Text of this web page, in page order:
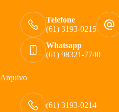
Telefone
(61) 3193-0215
Whatsapp
(61) 98321-7740
Arquivo
(61) 3193-0214